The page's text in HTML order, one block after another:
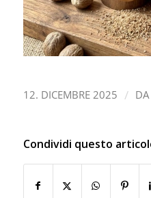
12. DICEMBRE 2025 / DA
Condividi questo